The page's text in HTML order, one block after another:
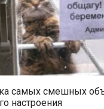
самых смешных
настроения